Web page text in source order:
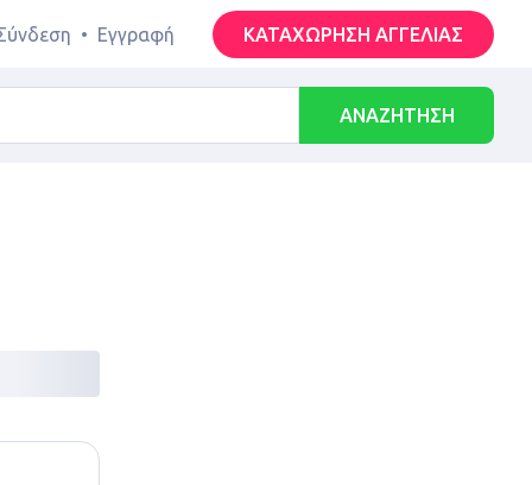
• Εγγραφή ΚΑΤΑΧΩΡΗΣΗ ΑΓΓΕΛΙΑΣ
ΑΝΑΖΗΤΗΣΗ